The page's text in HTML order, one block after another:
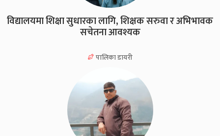
विद्यालयमा शिक्षा सुधारका लागि, शिक्षक सरुवा र अभिभावक
सचेतना आवश्यक
पालिका डायरी